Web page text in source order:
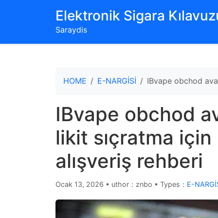
‌Elektronik Sigara
Saraydis
HOME E-NARGİSİ IBvape obchod
IBvape obchod
likit sıçratma için
alışveriş rehberi
Ocak 13, 2026 • uthor：znbo • Types： E-